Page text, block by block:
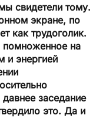
свидетели тому.
экране, по
как трудоголик.
помноженное на
и энергией
заседание
это. Да и